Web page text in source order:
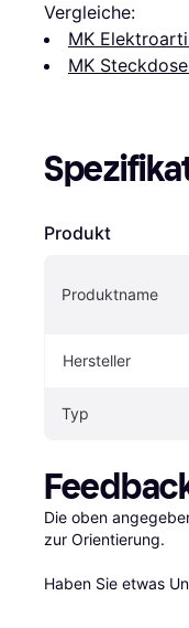
Vergleiche:
MK
MK
Produkt
Produktname
Hersteller
Typ
Die oben
zur Orientierung.
Haben Sie etwas